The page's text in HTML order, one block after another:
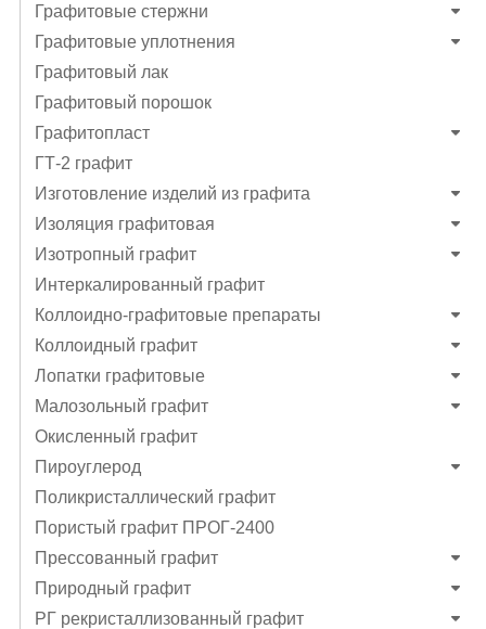
Графитовые стержни
Графитовые уплотнения
Графитовый лак
Графитовый порошок
Графитопласт
ГТ-2 графит
Изготовление изделий из графита
Изоляция графитовая
Изотропный графит
Интеркалированный графит
Коллоидно-графитовые препараты
Коллоидный графит
Лопатки графитовые
Малозольный графит
Окисленный графит
Пироуглерод
Поликристаллический графит
Пористый графит ПРОГ-2400
Прессованный графит
Природный графит
РГ рекристаллизованный графит